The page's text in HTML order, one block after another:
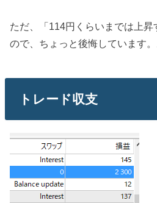
ただ、「114円くらいまでは上
ので、ちょっと後悔しています。
トレード収支